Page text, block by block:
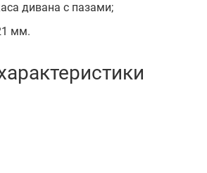
дивана с пазами;
мм.